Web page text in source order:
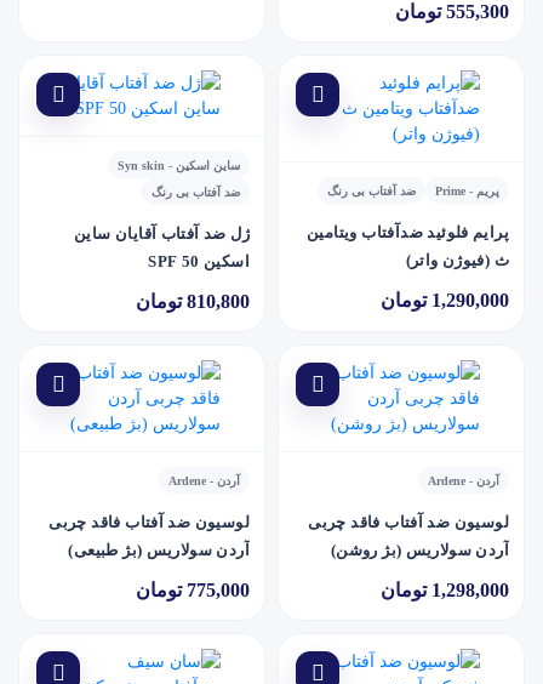
555,300 تومان
پریم - Prime ضد آفتاب بی رنگ
پرايم فلوئيد ضدآفتاب ويتامين
ث (فيوژن واتر)
1,290,000 تومان
ساین اسکین - Syn skin
ضد آفتاب بی رنگ
ژل ضد آفتاب آقایان ساین
اسکین SPF 50
810,800 تومان
آردن - Ardene
لوسیون ضد آفتاب فاقد چربی
آردن سولاریس (بژ روشن)
1,298,000 تومان
آردن - Ardene
لوسیون ضد آفتاب فاقد چربی
آردن سولاریس (بژ طبیعی)
775,000 تومان